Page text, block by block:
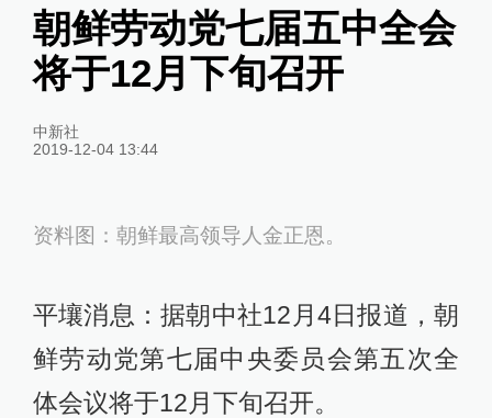
朝鲜劳动党七届五中全会
将于12月下旬召开
中新社
2019-12-04 13:44
资料图：朝鲜最高领导人金正恩。
平壤消息：据朝中社12月4日报道，朝
鲜劳动党第七届中央委员会第五次全
体会议将于12月下旬召开。